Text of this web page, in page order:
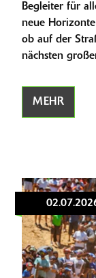
Begleiter für
neue
ob auf der
nächsten
MEHR